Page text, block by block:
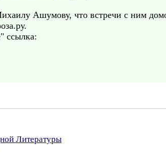
Ашумову, что встречи с ним
ссылка:
Литературы